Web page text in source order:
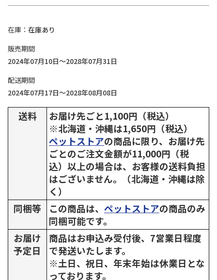
在庫
在庫あり
販売期間
2024年07月10日～2028年07月31日
配送期間
2024年07月17日～2028年08月08日
送料
お届け先ごと1,100円（税込）
※北海道・沖縄は1,650円（税込）
ペットストアの商品に限り、お届け先
ごとのご注文金額が11,000円（税
込）以上の場合は、お客様の送料負担
はございません。（北海道・沖縄は除
く）
同梱等
この商品は、 ペットストアの商品のみ
同梱可能です。
お届け
予定日
商品はお申込み受付後、7営業日程度
で発送いたします。
※土日、祝日、年末年始は休業日とな
っております。